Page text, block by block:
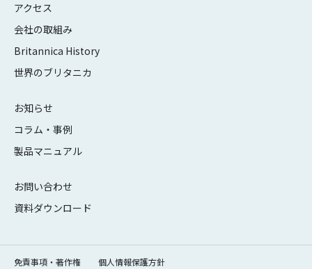
アクセス
会社の取組み
Britannica History
世界のブリタニカ
お知らせ
コラム・事例
製品マニュアル
お問い合わせ
資料ダウンロード
免責事項・著作権 個人情報保護方針